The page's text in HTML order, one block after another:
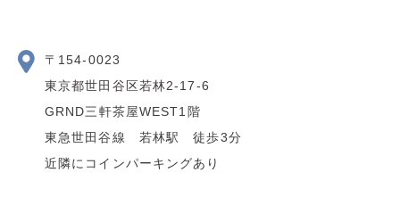
〒154-0023
東京都世田谷区若林2-17-6
GRND三軒茶屋WEST1階
東急世田谷線 若林駅 徒歩3分
近隣にコインパーキングあり